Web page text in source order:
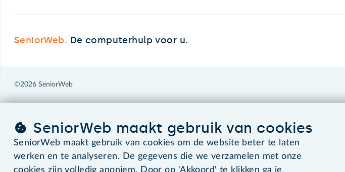
SeniorWeb. De computerhulp voor u.
©2026 SeniorWeb
SeniorWeb maakt gebruik van cookies
SeniorWeb maakt gebruik van cookies om de website beter te laten
werken en te analyseren. De gegevens die we verzamelen met onze
cookies zijn volledig anoniem. Door op 'Akkoord' te klikken ga je